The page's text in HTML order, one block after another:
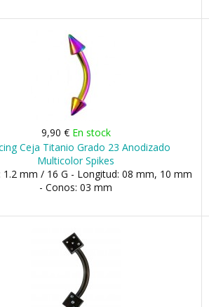
9,90 € En stock
Ceja Titanio Grado 23 Anodizado
Multicolor Spikes
1.2 mm / 16 G - Longitud: 08 mm, 10 mm
- Conos: 03 mm